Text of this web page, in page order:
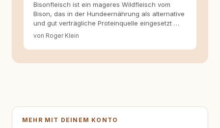
Bisonfleisch ist ein mageres Wildfleisch vom
Bison, das in der Hundeernährung als alternative
und gut verträgliche Proteinquelle eingesetzt …
von Roger Klein
MEHR MIT DEINEM KONTO